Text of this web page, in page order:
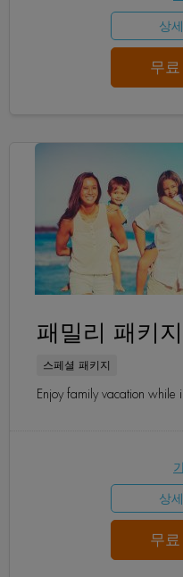
상
무
패밀리 패키지
스페셜 패키지
Enjoy family vacation while
상
무